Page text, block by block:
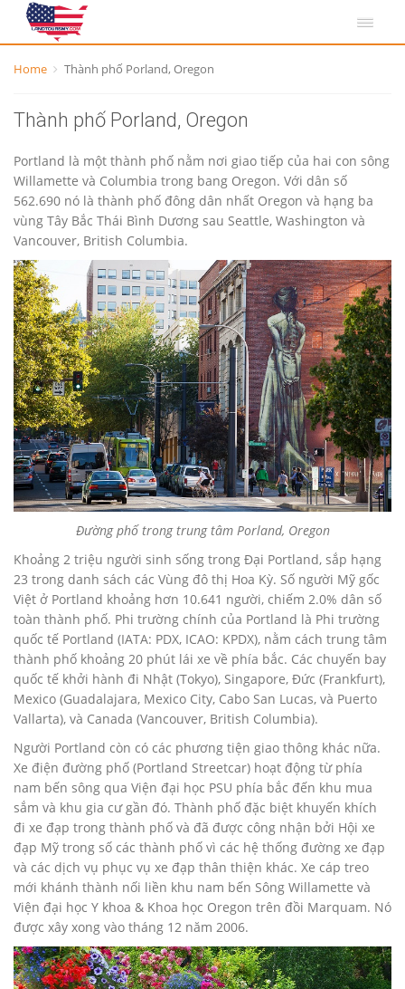
Home Thành phố Porland, Oregon
Thành phố Porland, Oregon
Portland là một thành phố nằm nơi giao tiếp của hai con sông
Willamette và Columbia trong bang Oregon. Với dân số
562.690 nó là thành phố đông dân nhất Oregon và hạng ba
vùng Tây Bắc Thái Bình Dương sau Seattle, Washington và
Vancouver, British Columbia.
Đường phố trong trung tâm Porland, Oregon
Khoảng 2 triệu người sinh sống trong Đại Portland, sắp hạng
23 trong danh sách các Vùng đô thị Hoa Kỳ. Số người Mỹ gốc
Việt ở Portland khoảng hơn 10.641 người, chiếm 2.0% dân số
toàn thành phố. Phi trường chính của Portland là Phi trường
quốc tế Portland (IATA: PDX, ICAO: KPDX), nằm cách trung tâm
thành phố khoảng 20 phút lái xe về phía bắc. Các chuyến bay
quốc tế khởi hành đi Nhật (Tokyo), Singapore, Đức (Frankfurt),
Mexico (Guadalajara, Mexico City, Cabo San Lucas, và Puerto
Vallarta), và Canada (Vancouver, British Columbia).
Người Portland còn có các phương tiện giao thông khác nữa.
Xe điện đường phố (Portland Streetcar) hoạt động từ phía
nam bến sông qua Viện đại học PSU phía bắc đến khu mua
sắm và khu gia cư gần đó. Thành phố đặc biệt khuyến khích
đi xe đạp trong thành phố và đã được công nhận bởi Hội xe
đạp Mỹ trong số các thành phố vì các hệ thống đường xe đạp
và các dịch vụ phục vụ xe đạp thân thiện khác. Xe cáp treo
mới khánh thành nối liền khu nam bến Sông Willamette và
Viện đại học Y khoa & Khoa học Oregon trên đồi Marquam. Nó
được xây xong vào tháng 12 năm 2006.